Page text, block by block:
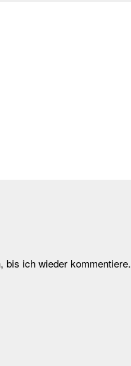
bis ich wieder kommentiere.